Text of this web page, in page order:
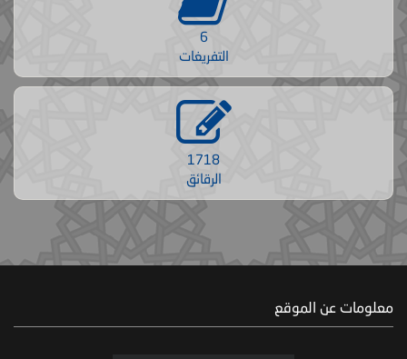
6
التفريغات
1718
الرقائق
معلومات عن الموقع